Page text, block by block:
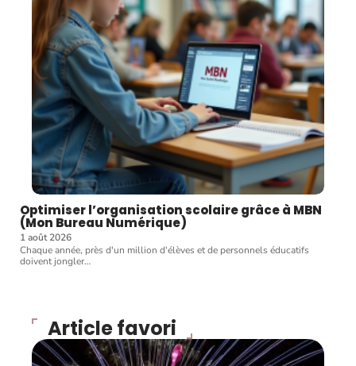
Optimiser l’organisation scolaire grâce à MBN
(Mon Bureau Numérique)
1 août 2026
Chaque année, près d'un million d'élèves et de personnels éducatifs
doivent jongler…
Article favori